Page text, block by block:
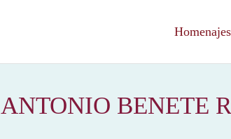
ANTONIO BENETE